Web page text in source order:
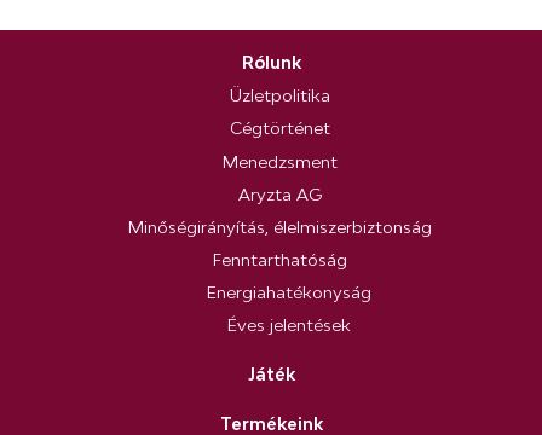
Rólunk
Üzletpolitika
Cégtörténet
Menedzsment
Aryzta AG
Minőségirányítás, élelmiszerbiztonság
Fenntarthatóság
Energiahatékonyság
Éves jelentések
Játék
Termékeink